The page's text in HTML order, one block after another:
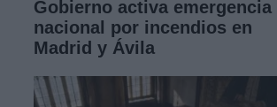
Gobierno activa emergencia
nacional por incendios en
Madrid y Ávila